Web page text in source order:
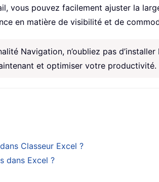
vous pouvez facilement ajuster la
en matière de visibilité et de
Navigation, n’oubliez pas
et optimiser votre productivité.
Classeur Excel ?
dans Excel ?